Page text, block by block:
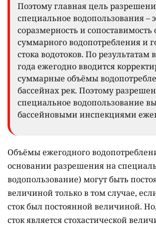
Поэтому главная цель
специальное водопользования –
соразмерность и сопоставимость
суммарного водопотребления и
стока водотоков. По результатам
года ежегодно вводится
суммарные объёмы
бассейнах рек. Поэтому
специальное водопользование
бассейновыми инспекциями
Объёмы ежегодного
основании разрешения на
водопользование) могут быть
величиной только в том случае,
сток был постоянной величиной.
сток является стохастической